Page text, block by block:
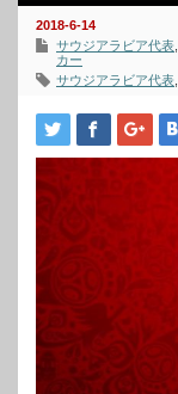
2018-6-14
サウジアラビア代表
カー
サウジアラビア代表